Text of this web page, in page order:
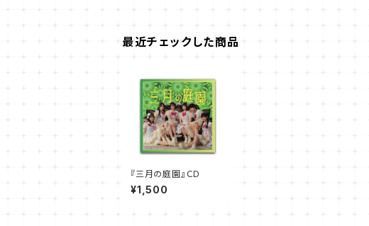
最近チェックした商品
『三月の庭園』ＣＤ
¥1,500